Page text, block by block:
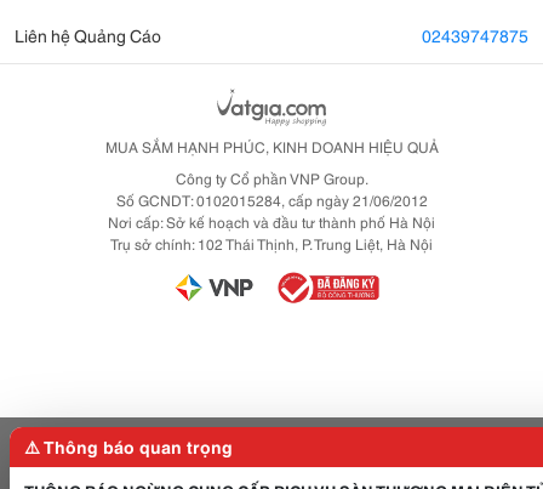
Liên hệ Quảng Cáo 02439747875
MUA SẮM HẠNH PHÚC, KINH DOANH HIỆU QUẢ
Công ty Cổ phần VNP Group.
Số GCNDT: 0102015284, cấp ngày 21/06/2012
Nơi cấp: Sở kế hoạch và đầu tư thành phố Hà Nội
Trụ sở chính: 102 Thái Thịnh, P. Trung Liệt, Hà Nội
⚠️ Thông báo quan trọng